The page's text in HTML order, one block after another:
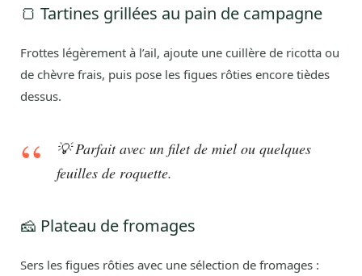
🍞 Tartines grillées au pain de campagne
Frottes légèrement à l’ail, ajoute une cuillère de ricotta ou
de chèvre frais, puis pose les figues rôties encore tièdes
dessus.
💡 Parfait avec un filet de miel ou quelques
feuilles de roquette.
🧀 Plateau de fromages
Sers les figues rôties avec une sélection de fromages :